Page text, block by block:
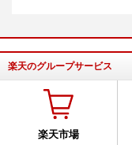
楽天のグループサービス
楽天市場